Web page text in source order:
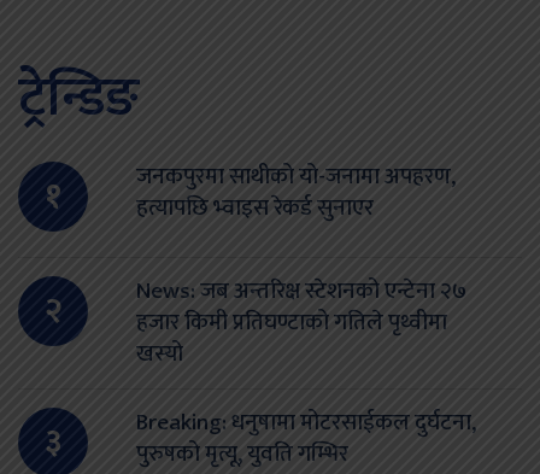
ट्रेन्डिङ
१
जनकपुरमा साथीको यो-जनामा अपहरण,
हत्यापछि भ्वाइस रेकर्ड सुनाएर
२
News: जब अन्तरिक्ष स्टेशनको एन्टेना २७
हजार किमी प्रतिघण्टाको गतिले पृथ्वीमा
खस्यो
३
Breaking: धनुषामा मोटरसाईकल दुर्घटना,
पुरुषको मृत्यू, युवति गम्भिर